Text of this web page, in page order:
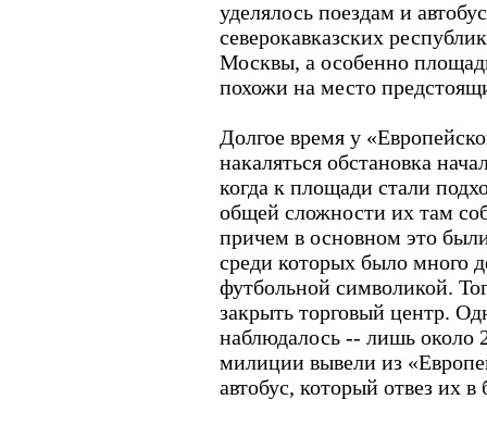
уделялось поездам и
северокавказских
Москвы, а особенно
похожи на место
Долгое время у
накаляться обстановка
когда к площади стали
общей сложности их там
причем в основном это
среди которых было много
футбольной символикой.
закрыть торговый центр.
наблюдалось -- лишь около
милиции вывели из
автобус, который отвез их в